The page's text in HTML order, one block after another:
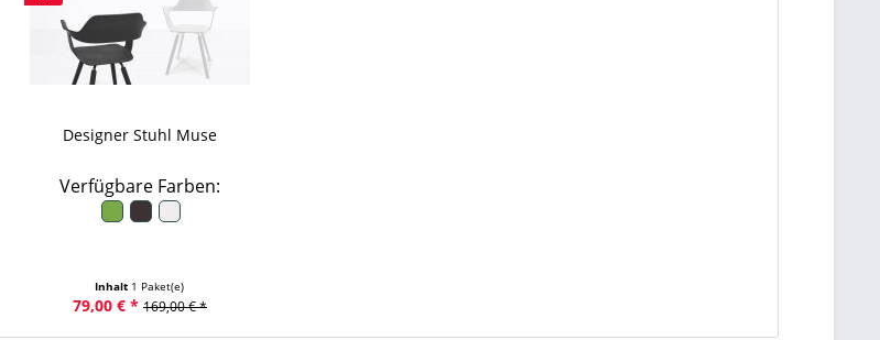
Designer Stuhl Muse
Verfügbare Farben:
Inhalt 1 Paket(e)
79,00 € * 169,00 € *